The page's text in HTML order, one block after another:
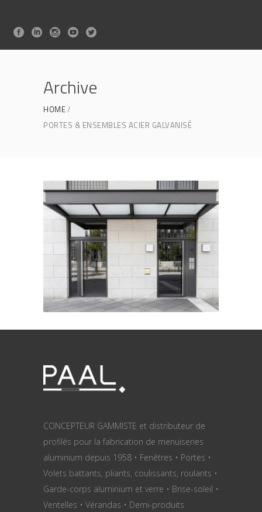
Archive
HOME
PORTES & ENSEMBLES ACIER GALVANISÉ
Acampsia
PORTES & ENSEMBLES ACIER
GALVANISÉ
CONCEPTEUR GAMMISTE et distributeur de
profilés pour la fabrication de menuiseries
aluminium depuis 1958 • Fenêtres • Portes •
Volets battants, pliants, coulissants, roulants •
Garde-corps aluminium et verre • Brise-soleil •
Ventelles • Vérandas • Demi-produits